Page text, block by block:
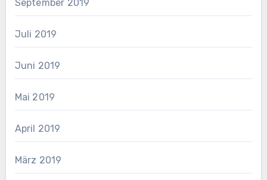
September 2019
Juli 2019
Juni 2019
Mai 2019
April 2019
März 2019